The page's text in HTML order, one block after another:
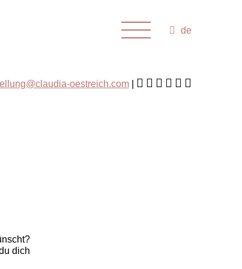
de
oestreich.com
dich